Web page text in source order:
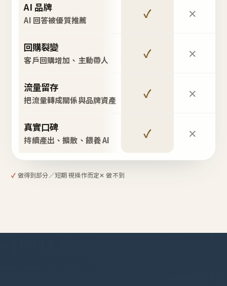
AI 品牌
AI 回答被優質推薦 ✓ ✕
回購裂變
客戶回購增加、主動帶人 ✓ ✕
流量留存
把流量轉成關係與品牌資產 ✓ ✕
真實口碑
持續產出、擴散、餵養 AI ✓ ✕
✓ 做得到部分／短期 視操作而定✕ 做不到